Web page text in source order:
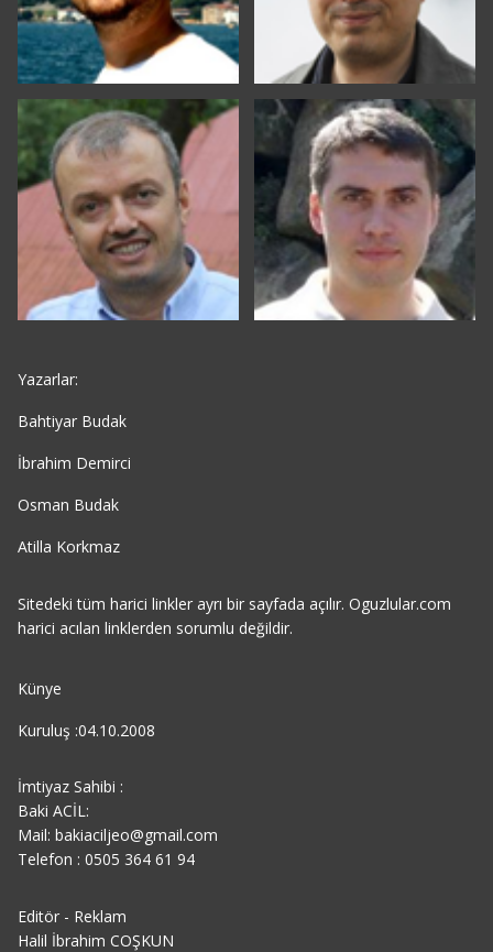
Yazarlar:
Bahtiyar Budak
İbrahim Demirci
Osman Budak
Atilla Korkmaz
Sitedeki tüm harici linkler ayrı bir sayfada açılır. Oguzlular.com
harici acılan linklerden sorumlu değildir.
Künye
Kuruluş :04.10.2008
İmtiyaz Sahibi :
Baki ACİL:
Mail: bakiaciljeo@gmail.com
Telefon : 0505 364 61 94
Editör - Reklam
Halil İbrahim COŞKUN